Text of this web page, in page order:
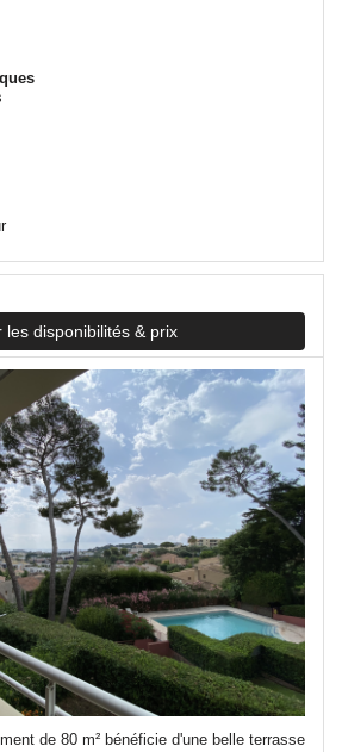
les disponibilités & prix
de 80 m² bénéficie d'une belle terrasse